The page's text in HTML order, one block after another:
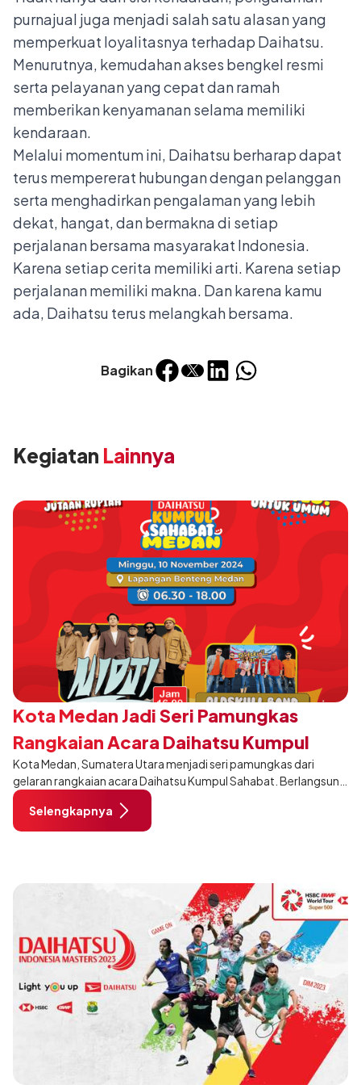
Bagikan
purnajual juga menjadi salah satu alasan yang
memperkuat loyalitasnya terhadap Daihatsu.
Menurutnya, kemudahan akses bengkel resmi
serta pelayanan yang cepat dan ramah
memberikan kenyamanan selama memiliki
kendaraan.
Melalui momentum ini, Daihatsu berharap dapat
terus mempererat hubungan dengan pelanggan
serta menghadirkan pengalaman yang lebih
dekat, hangat, dan bermakna di setiap
perjalanan bersama masyarakat Indonesia.
Karena setiap cerita memiliki arti. Karena setiap
perjalanan memiliki makna. Dan karena kamu
ada, Daihatsu terus melangkah bersama.
Kegiatan Lainnya
Kota Medan Jadi Seri Pamungkas
Rangkaian Acara Daihatsu Kumpul
Sahabat 2024
Kota Medan, Sumatera Utara menjadi seri pamungkas dari
gelaran rangkaian acara Daihatsu Kumpul Sahabat. Berlangsung
pada 10 November 2024 pukul 06:30–18:00 WIB, di Lapangan
Benteng Medan.
Selengkapnya